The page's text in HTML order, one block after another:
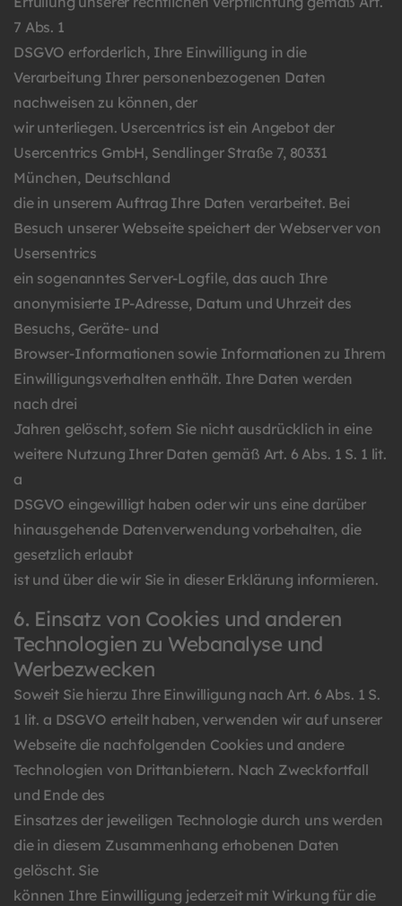
7 Abs. 1
DSGVO erforderlich, Ihre Einwilligung in die
Verarbeitung Ihrer personenbezogenen Daten
nachweisen zu können, der
wir unterliegen. Usercentrics ist ein Angebot der
Usercentrics GmbH, Sendlinger Straße 7, 80331
München, Deutschland
die in unserem Auftrag Ihre Daten verarbeitet. Bei
Besuch unserer Webseite speichert der Webserver von
Usersentrics
ein sogenanntes Server-Logfile, das auch Ihre
anonymisierte IP-Adresse, Datum und Uhrzeit des
Besuchs, Geräte- und
Browser-Informationen sowie Informationen zu Ihrem
Einwilligungsverhalten enthält. Ihre Daten werden
nach drei
Jahren gelöscht, sofern Sie nicht ausdrücklich in eine
weitere Nutzung Ihrer Daten gemäß Art. 6 Abs. 1 S. 1 lit.
a
DSGVO eingewilligt haben oder wir uns eine darüber
hinausgehende Datenverwendung vorbehalten, die
gesetzlich erlaubt
ist und über die wir Sie in dieser Erklärung informieren.
6. Einsatz von Cookies und anderen
Technologien zu Webanalyse und
Werbezwecken
Soweit Sie hierzu Ihre Einwilligung nach Art. 6 Abs. 1 S.
1 lit. a DSGVO erteilt haben, verwenden wir auf unserer
Webseite die nachfolgenden Cookies und andere
Technologien von Drittanbietern. Nach Zweckfortfall
und Ende des
Einsatzes der jeweiligen Technologie durch uns werden
die in diesem Zusammenhang erhobenen Daten
gelöscht. Sie
können Ihre Einwilligung jederzeit mit Wirkung für die